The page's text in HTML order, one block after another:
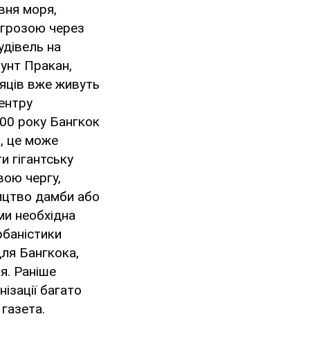
моря,
через
на
Пракан,
вже живуть
року Бангкок
це може
чергу,
дамби або
необхідна
Бангкока,
Раніше
багато